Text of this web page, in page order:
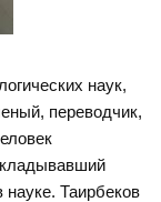
наук,
переводчик,
науке. Таирбеков